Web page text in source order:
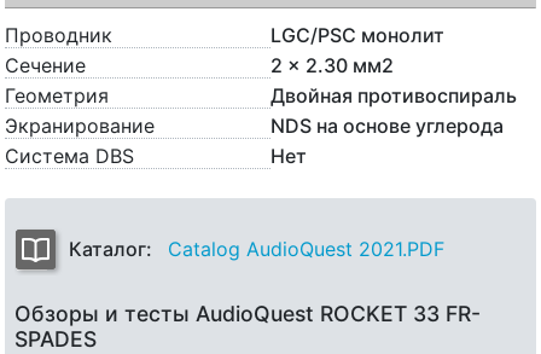
Проводник
LGC/PSC монолит
Сечение
2 x 2.30 мм2
Геометрия
Двойная противоспираль
Экранирование
NDS на основе углерода
Система DBS
Нет
Каталог: Catalog AudioQuest 2021.PDF
Обзоры и тесты AudioQuest ROCKET 33 FR-
SPADES